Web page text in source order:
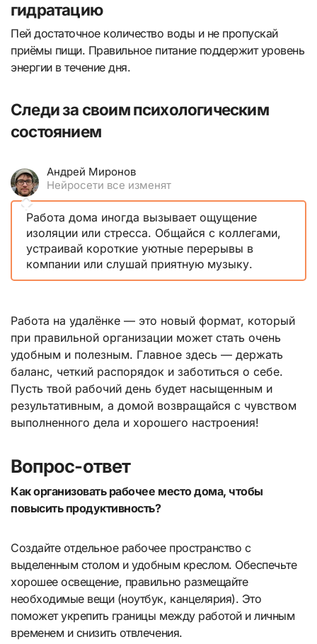
гидратацию
Пей достаточное количество воды и не пропускай
приёмы пищи. Правильное питание поддержит уровень
энергии в течение дня.
Следи за своим психологическим
состоянием
Андрей Миронов
Нейросети все изменят
Работа дома иногда вызывает ощущение
изоляции или стресса. Общайся с коллегами,
устраивай короткие уютные перерывы в
компании или слушай приятную музыку.
Работа на удалёнке — это новый формат, который
при правильной организации может стать очень
удобным и полезным. Главное здесь — держать
баланс, четкий распорядок и заботиться о себе.
Пусть твой рабочий день будет насыщенным и
результативным, а домой возвращайся с чувством
выполненного дела и хорошего настроения!
Вопрос-ответ
Как организовать рабочее место дома, чтобы
повысить продуктивность?
Создайте отдельное рабочее пространство с
выделенным столом и удобным креслом. Обеспечьте
хорошее освещение, правильно размещайте
необходимые вещи (ноутбук, канцелярия). Это
поможет укрепить границы между работой и личным
временем и снизить отвлечения.